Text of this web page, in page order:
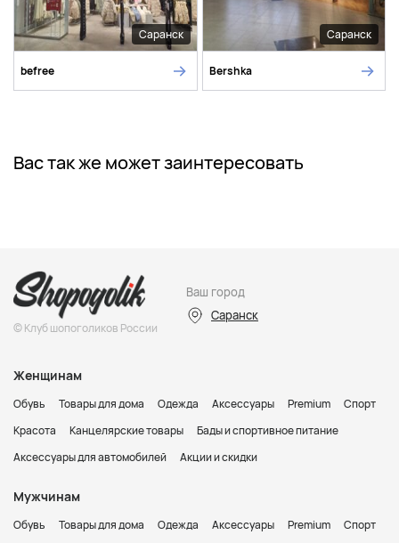
Саранск
befree
Саранск
Bershka
Вас так же может заинтересовать
© Клуб шопоголиков России
Ваш город
Саранск
Женщинам
Обувь Товары для дома Одежда Аксессуары Premium
Спорт
Красота
Канцелярские товары
Бады и спортивное питание
Аксессуары для автомобилей
Акции и скидки
Мужчинам
Обувь Товары для дома Одежда Аксессуары Premium
Спорт